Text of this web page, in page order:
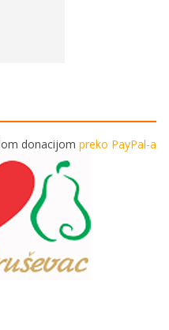
donacijom preko PayPal-a